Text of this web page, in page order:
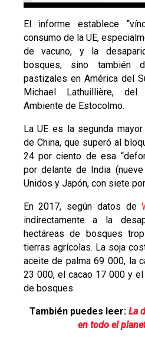
El informe establece
consumo de la UE,
de vacuno, y la
bosques, sino también
pastizales en América del
Michael Lathuillière,
Ambiente de Estocolmo.
La UE es la segunda
de China, que superó al
24 por ciento de esa
por delante de India
Unidos y Japón, con siete
En 2017, según datos de
indirectamente a la
hectáreas de bosques
tierras agrícolas. La soja
aceite de palma 69 000, la
23 000, el cacao 17 000 y
de bosques.
También puedes leer: La
en todo el